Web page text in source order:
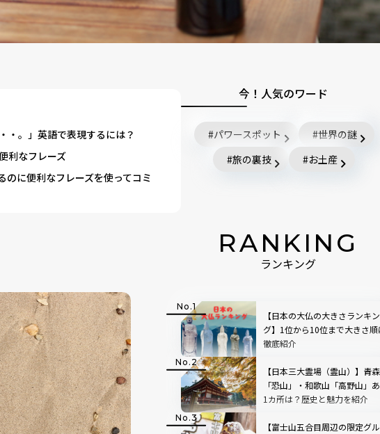
・。」英語で表現するには？
利なフレーズ
のに便利なフレーズを使ってコミ
今！人気のワード
パワースポット
世界の謎
旅の裏技
お土産
RANKING
ランキング
【日本の大仏の大きさランキン
グ】1位から10位まで大きさ順
徹底紹介
【日本三大霊場（霊山）】青森
「恐山」・和歌山「高野山」
1カ所は？歴史と魅力を紹介
【富士山五合目周辺の限定グ